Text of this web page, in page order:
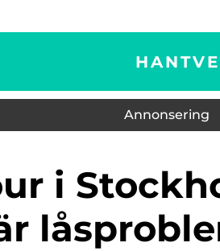
Annonsering